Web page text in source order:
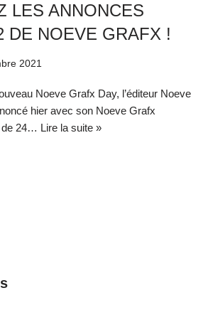
LES ANNONCES
DE NOEVE GRAFX !
2021
Noeve Grafx Day, l’éditeur Noeve
hier avec son Noeve Grafx
de 24… Lire la suite »